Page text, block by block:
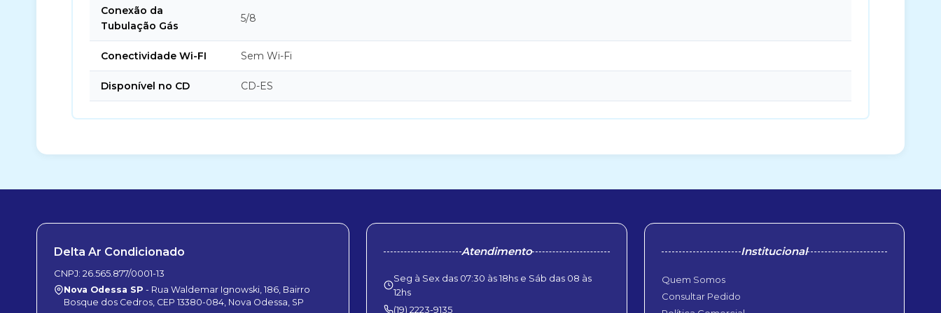
Conexão da
Tubulação Gás
5/8
Conectividade Wi-FI Sem Wi-Fi
Disponível no CD CD-ES
Delta Ar Condicionado
CNPJ: 26.565.877/0001-13
Nova Odessa SP - Rua Waldemar Ignowski, 186, Bairro
Bosque dos Cedros, CEP 13380-084, Nova Odessa, SP
Atendimento
Seg à Sex das 07:30 às 18hs e Sáb das 08 às
12hs
(19) 2223-9135
Institucional
Quem Somos
Consultar Pedido